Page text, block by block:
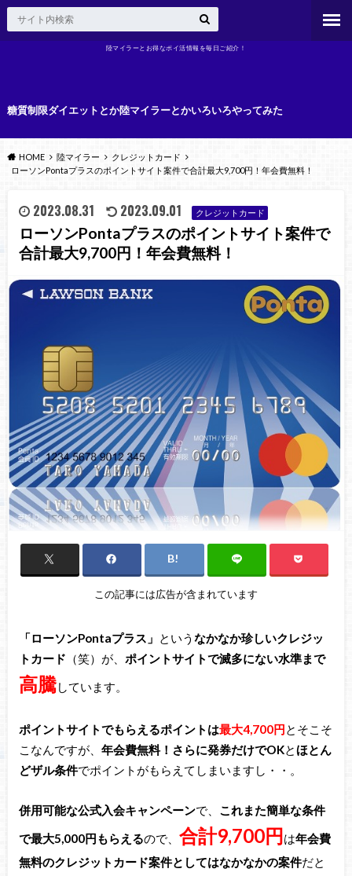
陸マイラーとお得なポイ活情報を毎日ご紹介！
糖質制限ダイエットとか陸マイラーとかいろいろやってみた
HOME 陸マイラー
クレジットカード
ローソンPontaプラスのポイントサイト案件で合計最大9,700円！年会費無料！
2023.08.31 2023.09.01 クレジットカード
ローソンPontaプラスのポイントサイト案件で
合計最大9,700円！年会費無料！
この記事には広告が含まれています
「ローソンPontaプラス」 という なかなか珍しいクレジッ
トカード （笑）が、 ポイントサイトで滅多にない水準まで
高騰しています。
ポイントサイトでもらえるポイントは最大4,700円 とそこそ
こなんですが、 年会費無料！さらに発券だけでOKとほとん
どザル条件でポイントがもらえてしまいますし・・。
併用可能な公式入会キャンペーンで、 これまた簡単な条件
で最大5,000円もらえるので、 合計9,700円は年会費
無料のクレジットカード案件としてはなかなかの案件だと